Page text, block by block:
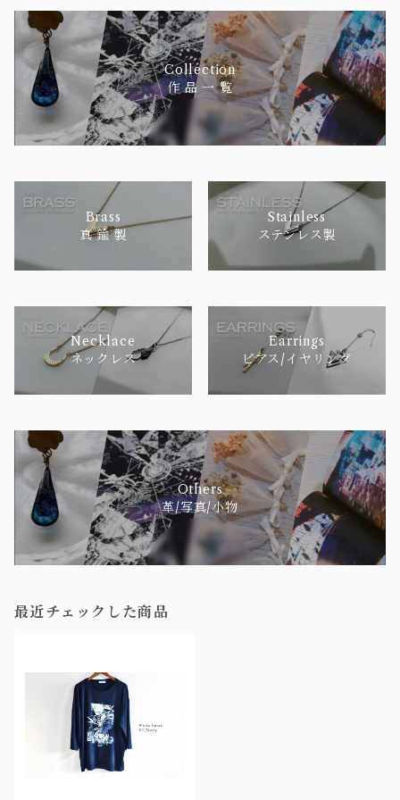
Collection
作 品 一 覧
Brass
真 鍮 製
Stainless
ステンレス製
Necklace
ネックレス
Earrings
ピアス/イヤリング
Others
革/写真/小物
最近チェックした商品